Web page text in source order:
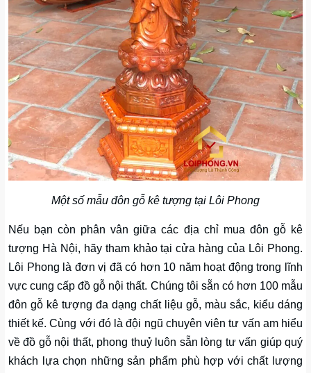
Một số mẫu đôn gỗ kê tượng tại Lôi Phong
Nếu bạn còn phân vân giữa các địa chỉ mua đôn gỗ kê
tượng Hà Nội, hãy tham khảo tại cửa hàng của Lôi Phong.
Lôi Phong là đơn vị đã có hơn 10 năm hoạt động trong lĩnh
vực cung cấp đồ gỗ nội thất. Chúng tôi sẵn có hơn 100 mẫu
đôn gỗ kê tượng đa dạng chất liệu gỗ, màu sắc, kiểu dáng
thiết kế. Cùng với đó là đội ngũ chuyên viên tư vấn am hiểu
về đồ gỗ nội thất, phong thuỷ luôn sẵn lòng tư vấn giúp quý
khách lựa chọn những sản phẩm phù hợp với chất lượng